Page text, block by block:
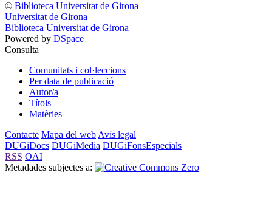
© Biblioteca Universitat de Girona
Universitat de Girona
Biblioteca Universitat de Girona
Powered by DSpace
Consulta
Comunitats i col·leccions
Per data de publicació
Autor/a
Títols
Matèries
Contacte Mapa del web Avís legal
DUGiDocs DUGiMedia DUGiFonsEspecials
RSS OAI
Metadades subjectes a: